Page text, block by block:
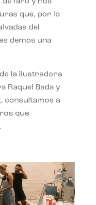
que, por lo
del
demos una
la ilustradora
Raquel Bada y
consultamos a
que